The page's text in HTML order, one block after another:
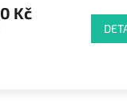
Kč